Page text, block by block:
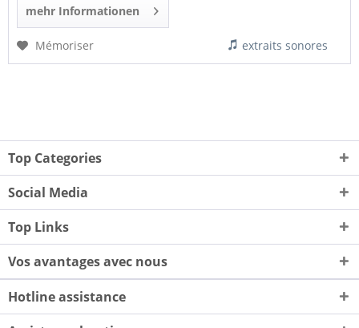
mehr Informationen
Mémoriser extraits sonores
Top Categories
Social Media
Top Links
Vos avantages avec nous
Hotline assistance